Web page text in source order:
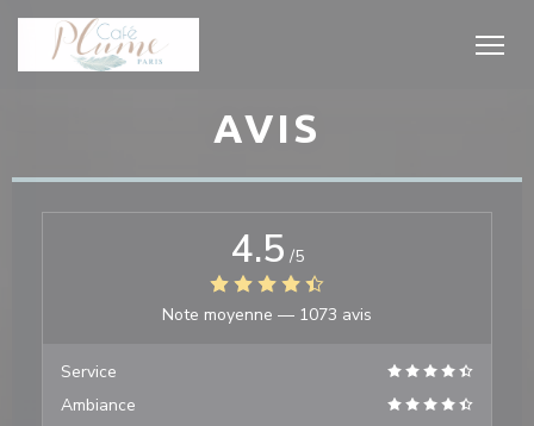
Personnalisation de vos choix en matière de cookies
AVIS
4.5 /5
Note moyenne — 1073 avis
Service
Ambiance